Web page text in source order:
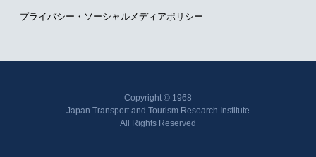
プライバシー・ソーシャルメディアポリシー
Copyright © 1968
Japan Transport and Tourism Research Institute
All Rights Reserved